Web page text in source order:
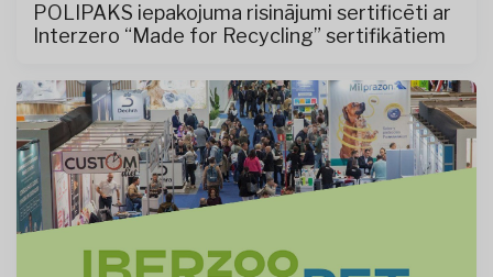
POLIPAKS iepakojuma risinājumi sertificēti ar
Interzero “Made for Recycling” sertifikātiem